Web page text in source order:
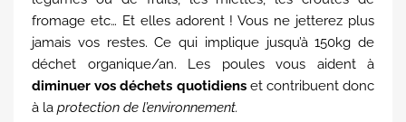
fromage etc… Et elles adorent ! Vous ne jetterez plus
jamais vos restes. Ce qui implique jusqu’à 150kg de
déchet organique/an. Les poules vous aident à
diminuer vos déchets quotidienset contribuent donc
à la protection de l’environnement.